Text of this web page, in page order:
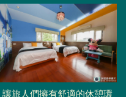
讓旅人們擁有舒適的休憩環